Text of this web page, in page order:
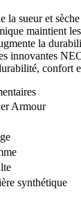
la sueur et
maintient
la
innovantes
confort
Armour
synthétique